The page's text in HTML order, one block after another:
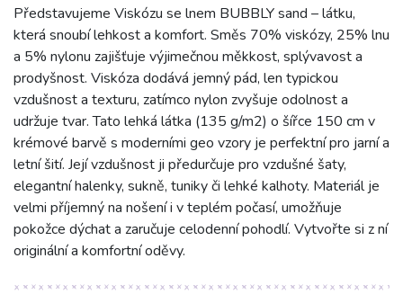
Představujeme Viskózu se lnem BUBBLY sand – látku,
která snoubí lehkost a komfort. Směs 70% viskózy, 25% lnu
a 5% nylonu zajišťuje výjimečnou měkkost, splývavost a
prodyšnost. Viskóza dodává jemný pád, len typickou
vzdušnost a texturu, zatímco nylon zvyšuje odolnost a
udržuje tvar. Tato lehká látka (135 g/m2) o šířce 150 cm v
krémové barvě s moderními geo vzory je perfektní pro jarní a
letní šití. Její vzdušnost ji předurčuje pro vzdušné šaty,
elegantní halenky, sukně, tuniky či lehké kalhoty. Materiál je
velmi příjemný na nošení i v teplém počasí, umožňuje
pokožce dýchat a zaručuje celodenní pohodlí. Vytvořte si z ní
originální a komfortní oděvy.